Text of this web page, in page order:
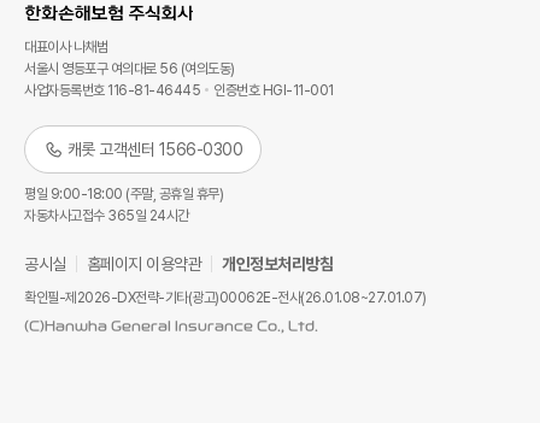
대표이사 나채범
서울시 영등포구 여의대로 56 (여의도동)
사업자등록번호 116-81-46445
인증번호 HGI-11-001
캐롯 고객센터 1566-0300
평일 9:00-18:00 (주말, 공휴일 휴무)
자동차사고접수 365일 24시간
공시실 홈페이지 이용약관 개인정보처리방침
확인필-제2026-DX전략-기타(광고)00062E-전사(26.01.08~27.01.07)
(C)Hanwha General Insurance Co., Ltd.